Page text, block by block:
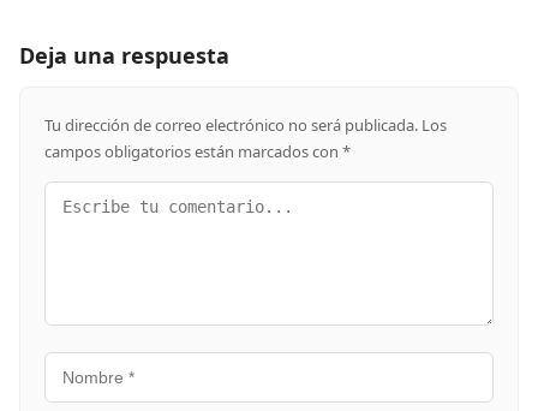
Deja una respuesta
Tu dirección de correo electrónico no será publicada. Los
campos obligatorios están marcados con *